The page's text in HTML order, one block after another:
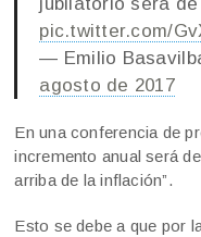
pic.twitter.com/
— Emilio
agosto de 2017
En una conferencia de
incremento anual será
arriba de la inflación”.
Esto se debe a que por